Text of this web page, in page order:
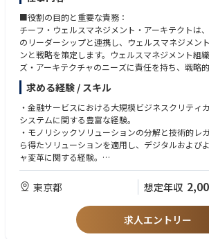
経理部門においても過度な業務負荷がなく、一つ
められる体制が整っています。
「日々の業務に追われる」というよりも、「数字
仕事を進める」スタイルを好まれる方には非常に
◆ 将来的には主計業務の中心メンバーとして裁量
環境
今回の募集は、長年同社の経理業務を支えてきた
了を見据えた後任募集です。
そのため、単なる欠員補充ではなく、中長期的に
としての活躍が期待されています。
また、少人数組織ならではの特徴として担当領域
ず、業務改善や仕組みづくりにも関与しやすい環
し、実行していく機会が多いため、業務における
向の方にフィットする環境です。
同社は1999年設立のIFA専業証券会社として長年事
かり資産も拡大を続けています。
■役割の目的と重要な責務：
チーフ・ウェルスマネジメント・アーキテクトは
のリーダーシップと連携し、ウェルスマネジメン
ンと戦略を策定します。ウェルスマネジメント組
ズ・アーキテクチャのニーズに責任を持ち、戦略
プ・アーキテクチャ・プラクティスの導入推進、
びプラットフォーム全体にわたる他のビジネス機
と統合の確保など、ビジネス戦略をテクノロジー
中心的な役割を担います。
求める経験 / スキル
・金融サービスにおける大規模ビジネスクリティ
システムに関する豊富な経験。
・モノリシックソリューションの分解と技術的レ
ら得たソリューションを適用し、デジタルおよび
ャ変革に関する経験。
・APIおよびマイクロサービスアーキテクチャ技
ジャーニーを理解し、明確に表現し、技術設計に
・エンタープライズレベルのソフトウェア開発お
関する経験、知識、および理解。
・クラウドネイティブ製品開発における技術設計
ビスベースのアーキテクチャの構築、APIの再利用
東京都 想定年収
求人エントリー